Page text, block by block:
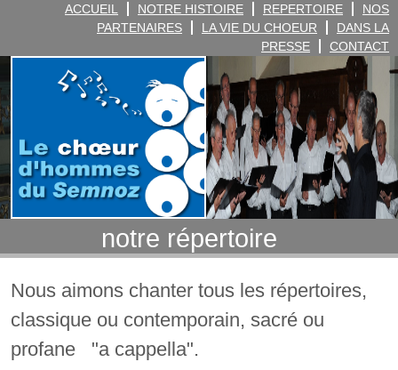
ACCUEIL NOTRE HISTOIRE REPERTOIRE
NOS
PARTENAIRES
LA VIE DU CHOEUR
DANS LA
PRESSE
CONTACT
notre répertoire
Nous aimons chanter tous les répertoires,
classique ou contemporain, sacré ou
profane "a cappella".